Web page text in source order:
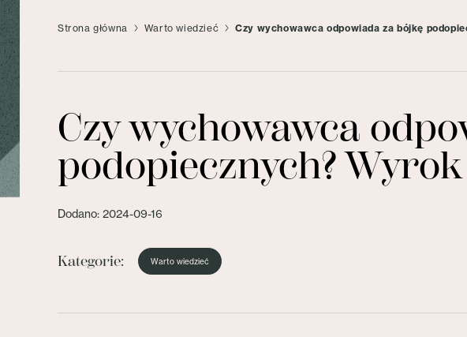
Strona główna Warto wiedzieć Czy wychowawca odpowiada za bójkę
Czy wychowawca
podopiecznych? Wyrok
Dodano: 2024-09-16
Kategorie: Warto wiedzieć